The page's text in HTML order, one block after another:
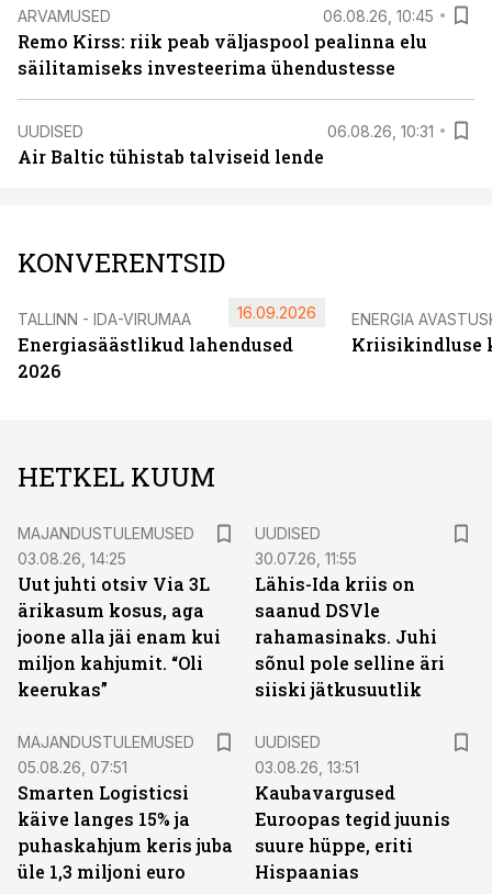
ARVAMUSED 06.08.26, 10:45
Remo Kirss: riik peab väljaspool pealinna elu
säilitamiseks investeerima ühendustesse
UUDISED 06.08.26, 10:31
Air Baltic tühistab talviseid lende
KONVERENTSID
TALLINN - IDA-VIRUMAA
Energiasäästlikud lahendused
2026
16.09.2026 ENERGIA
Kriisikindluse
HETKEL KUUM
MAJANDUSTULEMUSED
03.08.26, 14:25
Uut juhti otsiv Via 3L
ärikasum kosus, aga
joone alla jäi enam kui
miljon kahjumit. “Oli
keerukas”
UUDISED
30.07.26, 11:55
Lähis-Ida kriis on
saanud DSVle
rahamasinaks. Juhi
sõnul pole selline äri
siiski jätkusuutlik
MAJANDUSTULEMUSED
05.08.26, 07:51
Smarten Logisticsi
käive langes 15% ja
puhaskahjum keris juba
üle 1,3 miljoni euro
UUDISED
03.08.26, 13:51
Kaubavargused
Euroopas tegid juunis
suure hüppe, eriti
Hispaanias